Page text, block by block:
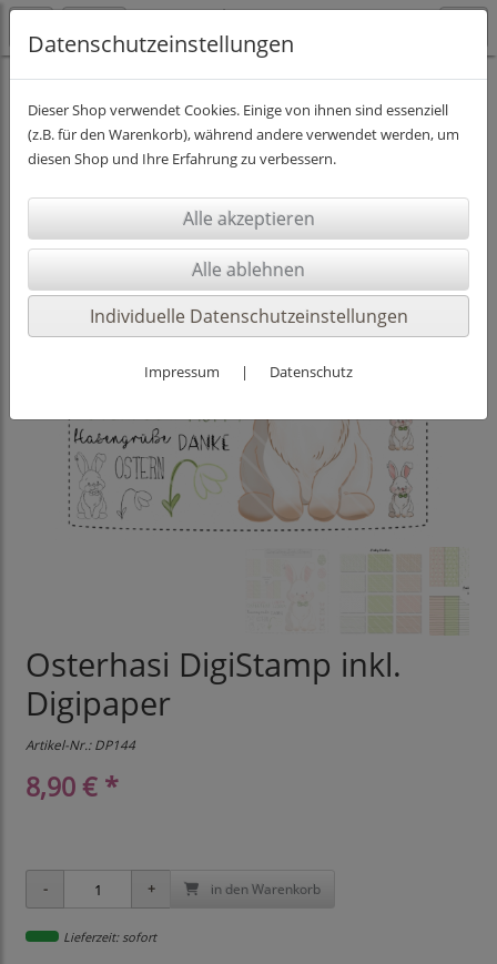
Ostern DigiStamps mit Papier
Osterhasi DigiStamp inkl.
Digipaper
Artikel-Nr.:DP144
8,90 € *
in den Warenkorb
Lieferzeit: sofort
Datenschutzeinstellungen
Dieser Shop verwendet Cookies. Einige von ihnen sind essenziell
(z.B. für den Warenkorb), während andere verwendet werden, um
diesen Shop und Ihre Erfahrung zu verbessern.
Individuelle Datenschutzeinstellungen
Impressum | Datenschutz